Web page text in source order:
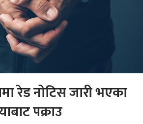
रेड नोटिस जारी भएका
पक्राउ